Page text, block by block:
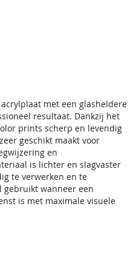
met een glasheldere
resultaat. Dankzij het
prints scherp en levendig
geschikt maakt voor
en
is lichter en slagvaster
te verwerken en te
gebruikt wanneer een
is met maximale visuele